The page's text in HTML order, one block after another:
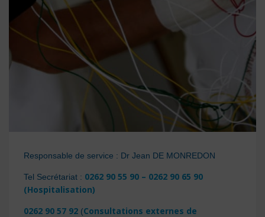
Responsable de service : Dr Jean DE MONREDON
Tel Secrétariat : 0262 90 55 90 – 0262 90 65 90
(Hospitalisation)
0262 90 57 92 (Consultations externes de